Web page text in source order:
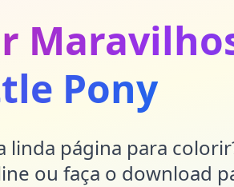
Pony
linda página para
ou faça o download